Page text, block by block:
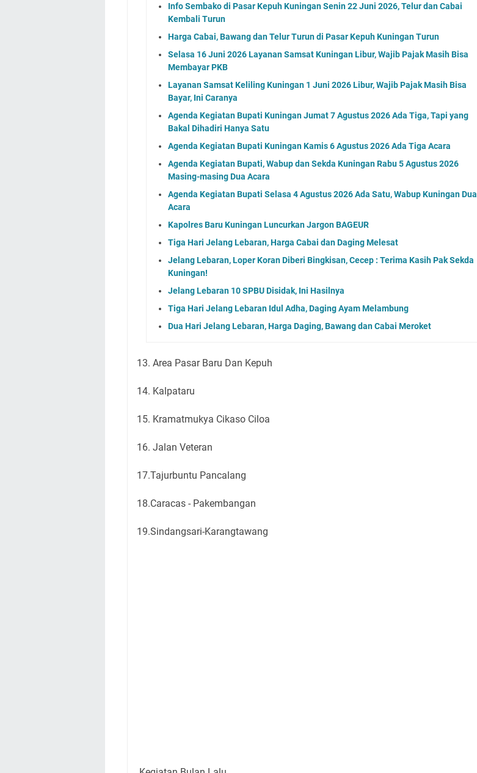
Info Sembako di Pasar Kepuh Kuningan Senin 22 Juni 2026, Telur dan Cabai
Kembali Turun
Harga Cabai, Bawang dan Telur Turun di Pasar Kepuh Kuningan Turun
Selasa 16 Juni 2026 Layanan Samsat Kuningan Libur, Wajib Pajak Masih Bisa
Membayar PKB
Layanan Samsat Keliling Kuningan 1 Juni 2026 Libur, Wajib Pajak Masih Bisa
Bayar, Ini Caranya
Agenda Kegiatan Bupati Kuningan Jumat 7 Agustus 2026 Ada Tiga, Tapi yang
Bakal Dihadiri Hanya Satu
Agenda Kegiatan Bupati Kuningan Kamis 6 Agustus 2026 Ada Tiga Acara
Agenda Kegiatan Bupati, Wabup dan Sekda Kuningan Rabu 5 Agustus 2026
Masing-masing Dua Acara
Agenda Kegiatan Bupati Selasa 4 Agustus 2026 Ada Satu, Wabup Kuningan Dua
Acara
Kapolres Baru Kuningan Luncurkan Jargon BAGEUR
Tiga Hari Jelang Lebaran, Harga Cabai dan Daging Melesat
Jelang Lebaran, Loper Koran Diberi Bingkisan, Cecep : Terima Kasih Pak Sekda
Kuningan!
Jelang Lebaran 10 SPBU Disidak, Ini Hasilnya
Tiga Hari Jelang Lebaran Idul Adha, Daging Ayam Melambung
Dua Hari Jelang Lebaran, Harga Daging, Bawang dan Cabai Meroket
13. Area Pasar Baru Dan Kepuh
14. Kalpataru
15. Kramatmukya Cikaso Ciloa
16. Jalan Veteran
17.Tajurbuntu Pancalang
18.Caracas - Pakembangan
19.Sindangsari-Karangtawang